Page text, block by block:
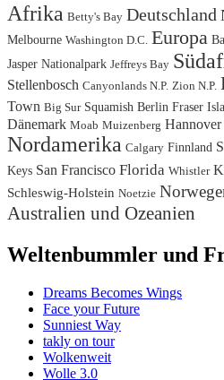
Afrika Betty's Bay Deutschland
Melbourne Washington D.C. Europa
Jasper Nationalpark Jeffreys Bay
Stellenbosch Canyonlands N.P. Zion N.P.
Town Big Sur Squamish Berlin Fraser
Dänemark Moab Muizenberg Hannover
Nordamerika Calgary Finnland
Keys San Francisco Florida Whistler
Schleswig-Holstein Noetzie
Australien und Ozeanien
Weltenbummler und
Dreams Becomes Wings
Face your Future
Sunniest Way
takly on tour
Wolkenweit
Wolle 3.0